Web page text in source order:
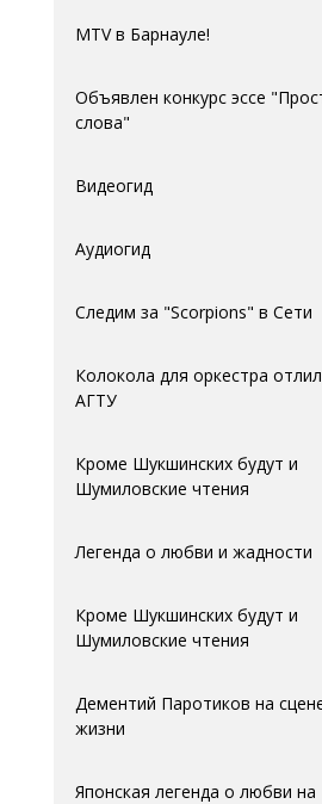
MTV в Барнауле!
Объявлен конкурс эссе
слова"
Видеогид
Аудиогид
Следим за "Scorpions" в Сети
Колокола для оркестра
АГTУ
Кроме Шукшинских будут и
Шумиловские чтения
Легенда о любви и жадности
Кроме Шукшинских будут и
Шумиловские чтения
Дементий Паротиков на
жизни
Японская легенда о любви на